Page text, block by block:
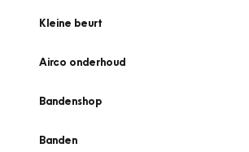
Kleine beurt
Airco onderhoud
Bandenshop
Banden